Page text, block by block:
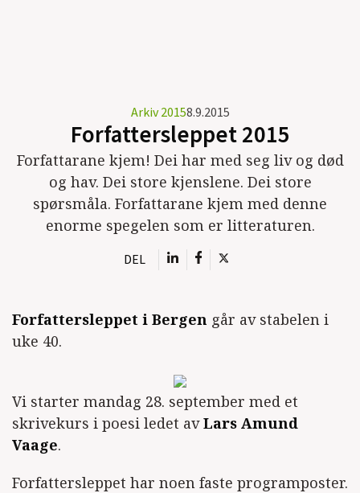
Arkiv 20158.9.2015
Forfattersleppet 2015
Forfattarane kjem! Dei har med seg liv og død
og hav. Dei store kjenslene. Dei store
spørsmåla. Forfattarane kjem med denne
enorme spegelen som er litteraturen.
DEL
Forfattersleppet i Bergen går av stabelen i
uke 40.
Vi starter mandag 28. september med et
skrivekurs i poesi ledet avLars Amund
Vaage.
Forfattersleppet har noen faste programposter.